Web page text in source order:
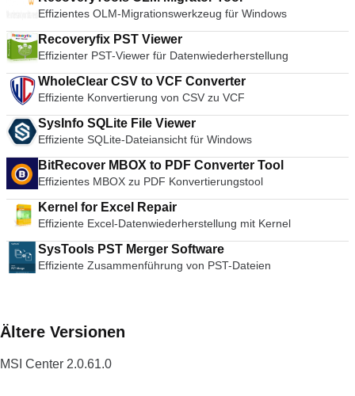
Effizientes OLM-Migrationswerkzeug für Windows
Recoveryfix PST Viewer
Effizienter PST-Viewer für Datenwiederherstellung
WholeClear CSV to VCF Converter
Effiziente Konvertierung von CSV zu VCF
SysInfo SQLite File Viewer
Effiziente SQLite-Dateiansicht für Windows
BitRecover MBOX to PDF Converter Tool
Effizientes MBOX zu PDF Konvertierungstool
Kernel for Excel Repair
Effiziente Excel-Datenwiederherstellung mit Kernel
SysTools PST Merger Software
Effiziente Zusammenführung von PST-Dateien
Ältere Versionen
MSI Center 2.0.61.0